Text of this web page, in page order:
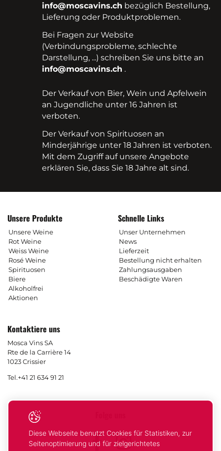
info@moscavins.ch bezüglich Bestellung,
Lieferung oder Produktproblemen.
Bei Fragen zur Website
(Verbindungsprobleme, schlechte
Darstellung, ...) schreiben Sie uns bitte an
info@moscavins.ch .
Der Verkauf von Bier, Wein und Apfelwein
an Jugendliche unter 16 Jahren ist
verboten.
Der Verkauf von Spirituosen an
Minderjährige unter 18 Jahren ist verboten.
Mit dem Zugriff auf unsere Angebote
erklären Sie, dass Sie 18 Jahre alt sind.
Unsere Produkte
Unsere Weine
Rot Weine
Weiss Weine
Rosé Weine
Spirituosen
Biere
Alkoholfrei
Aktionen
Schnelle Links
Unser Unternehmen
News
Lieferzeit
Bestellung nicht erhalten
Zahlungsausgaben
Beschädigte Waren
Kontaktiere uns
Mosca Vins SA
Rte de la Carrière 14
1023 Crissier
Tel.+41 21 634 91 21
Facebook
Instagram
Diese Webseite benutzt Cookies für Statistiken, zur
Seitenoptimierung und für zielgerichtetes